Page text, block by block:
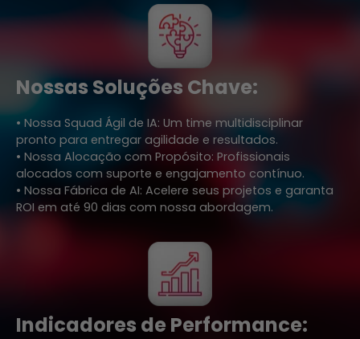
Nossas Soluções Chave:
• Nossa Squad Ágil de IA: Um time multidisciplinar
pronto para entregar agilidade e resultados.
• Nossa Alocação com Propósito: Profissionais
alocados com suporte e engajamento contínuo.
• Nossa Fábrica de AI: Acelere seus projetos e garanta
ROI em até 90 dias com nossa abordagem.
Indicadores de Performance: